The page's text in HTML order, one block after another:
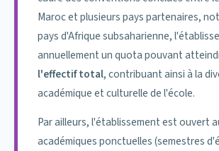
La mobilité d'études pour les étudiants ;
La mobilité d'enseignement pour les
La mobilité de formation pour le
administratif ;
Le développement d'échanges
Procédure de sélection
Maroc et plusieurs pays partenaires,
pays d'Afrique subsaharienne,
annuellement un quota pouvant
l'effectif total, contribuant ainsi à la
académique et culturelle de l'école.
Par ailleurs, l'établissement est ouvert
académiques ponctuelles (semestres